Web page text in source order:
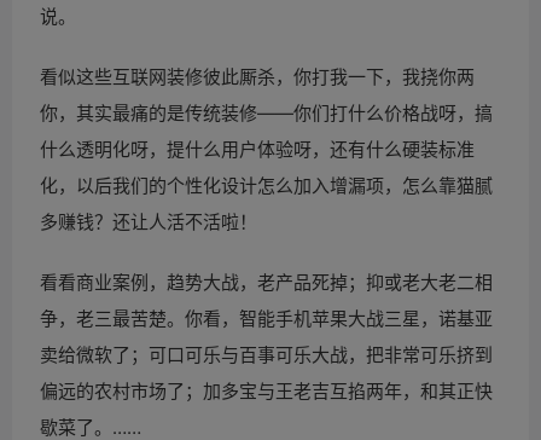
说。
看似这些互联网装修彼此厮杀，你打我一下，我挠你两
你，其实最痛的是传统装修——你们打什么价格战呀，搞
什么透明化呀，提什么用户体验呀，还有什么硬装标准
化，以后我们的个性化设计怎么加入增漏项，怎么靠猫腻
多赚钱？还让人活不活啦！
看看商业案例，趋势大战，老产品死掉；抑或老大老二相
争，老三最苦楚。你看，智能手机苹果大战三星，诺基亚
卖给微软了；可口可乐与百事可乐大战，把非常可乐挤到
偏远的农村市场了；加多宝与王老吉互掐两年，和其正快
歇菜了。……